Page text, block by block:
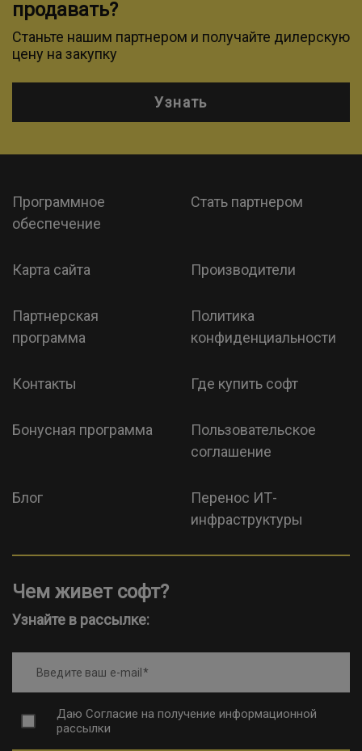
продавать?
Станьте нашим партнером и получайте дилерскую
цену на закупку
Узнать
Программное
обеспечение
Стать партнером
Карта сайта Производители
Партнерская
программа
Политика
конфиденциальности
Контакты Где купить софт
Бонусная программа
Пользовательское
соглашение
Блог
Перенос ИТ-
инфраструктуры
Чем живет софт?
Узнайте в рассылке:
Введите ваш e-mail
Даю Согласие на получение информационной
рассылки